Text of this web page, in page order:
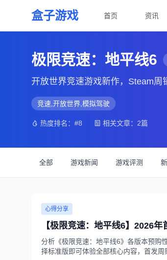
盒子游戏 首页 资讯
极限竞速：地平线6
开放世界竞速游戏新作，Steam周
竞速,开放世界,模拟驾驶
热度排名：#8 相关文章：2篇
全部 游戏新闻 游戏评测
心得分享
【极限竞速：地平线6】2026
分析《极限竞速：地平线6》各版本预购
择标准版即可体验全部核心内容，首发周